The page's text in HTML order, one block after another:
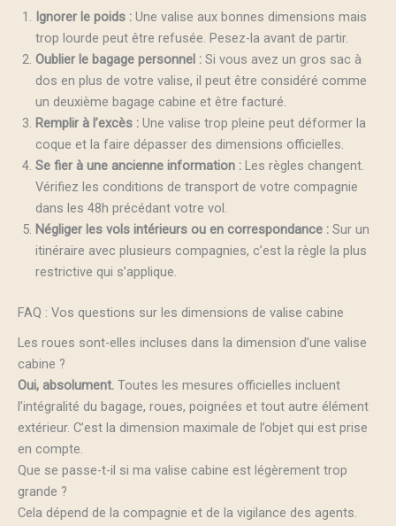
Ignorer le poids : Une valise aux bonnes dimensions mais
trop lourde peut être refusée. Pesez-la avant de partir.
Oublier le bagage personnel : Si vous avez un gros sac à
dos en plus de votre valise, il peut être considéré comme
un deuxième bagage cabine et être facturé.
Remplir à l’excès : Une valise trop pleine peut déformer la
coque et la faire dépasser des dimensions officielles.
Se fier à une ancienne information : Les règles changent.
Vérifiez les conditions de transport de votre compagnie
dans les 48h précédant votre vol.
Négliger les vols intérieurs ou en correspondance : Sur un
itinéraire avec plusieurs compagnies, c’est la règle la plus
restrictive qui s’applique.
FAQ : Vos questions sur les dimensions de valise cabine
Les roues sont-elles incluses dans la dimension d’une valise
cabine ?
Oui, absolument. Toutes les mesures officielles incluent
l’intégralité du bagage, roues, poignées et tout autre élément
extérieur. C’est la dimension maximale de l’objet qui est prise
en compte.
Que se passe-t-il si ma valise cabine est légèrement trop
grande ?
Cela dépend de la compagnie et de la vigilance des agents.